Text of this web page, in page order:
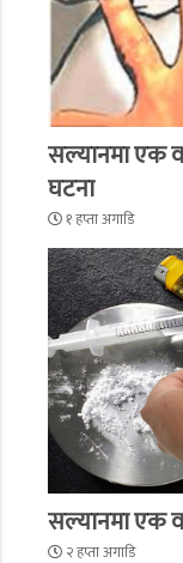
सल्यानमा एक
घटना
१ हप्ता अगाडि
सल्यानमा एक
२ हप्ता अगाडि